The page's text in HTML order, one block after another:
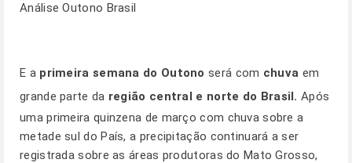
Análise Outono Brasil
E a primeira semana do Outono será com chuva em
grande parte da região central e norte do Brasil. Após
uma primeira quinzena de março com chuva sobre a
metade sul do País, a precipitação continuará a ser
registrada sobre as áreas produtoras do Mato Grosso,